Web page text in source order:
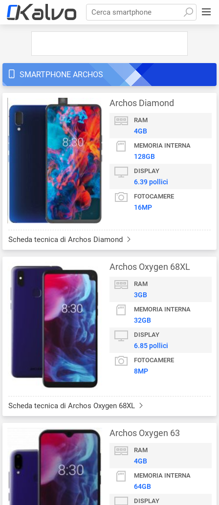
Cerca smartphone
SMARTPHONE ARCHOS
Archos Diamond
RAM
4GB
MEMORIA INTERNA
128GB
DISPLAY
6.39 pollici
FOTOCAMERE
16MP
Scheda tecnica di Archos Diamond
Archos Oxygen 68XL
RAM
3GB
MEMORIA INTERNA
32GB
DISPLAY
6.85 pollici
FOTOCAMERE
8MP
Scheda tecnica di Archos Oxygen 68XL
Archos Oxygen 63
RAM
4GB
MEMORIA INTERNA
64GB
DISPLAY